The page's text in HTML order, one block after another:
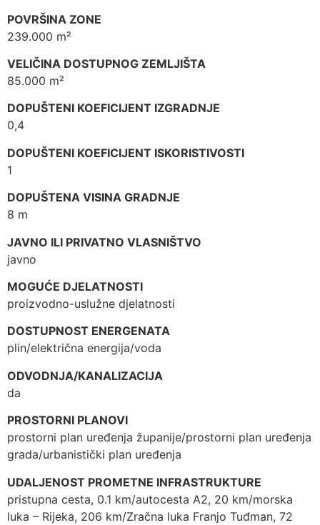
POVRŠINA ZONE
239.000 m²
VELIČINA DOSTUPNOG ZEMLJIŠTA
85.000 m²
DOPUŠTENI KOEFICIJENT IZGRADNJE
0,4
DOPUŠTENI KOEFICIJENT ISKORISTIVOSTI
1
DOPUŠTENA VISINA GRADNJE
8 m
JAVNO ILI PRIVATNO VLASNIŠTVO
javno
MOGUĆE DJELATNOSTI
proizvodno-uslužne djelatnosti
DOSTUPNOST ENERGENATA
plin/električna energija/voda
ODVODNJA/KANALIZACIJA
da
PROSTORNI PLANOVI
prostorni plan uređenja županije/prostorni plan uređenja
grada/urbanistički plan uređenja
UDALJENOST PROMETNE INFRASTRUKTURE
pristupna cesta, 0.1 km/autocesta A2, 20 km/morska
luka – Rijeka, 206 km/Zračna luka Franjo Tuđman, 72